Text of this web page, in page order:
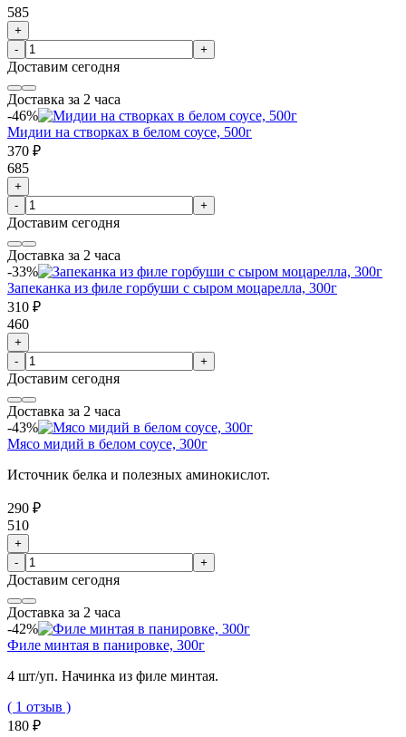
585
+
-
+
Доставим сегодня
Доставка за 2 часа
-46%
Мидии на створках в белом соусе, 500г
370 ₽
685
+
-
+
Доставим сегодня
Доставка за 2 часа
-33%
Запеканка из филе горбуши с сыром моцарелла, 300г
310 ₽
460
+
-
+
Доставим сегодня
Доставка за 2 часа
-43%
Мясо мидий в белом соусе, 300г
Источник белка и полезных аминокислот.
290 ₽
510
+
-
+
Доставим сегодня
Доставка за 2 часа
-42%
Филе минтая в панировке, 300г
4 шт/уп. Начинка из филе минтая.
( 1 отзыв )
180 ₽